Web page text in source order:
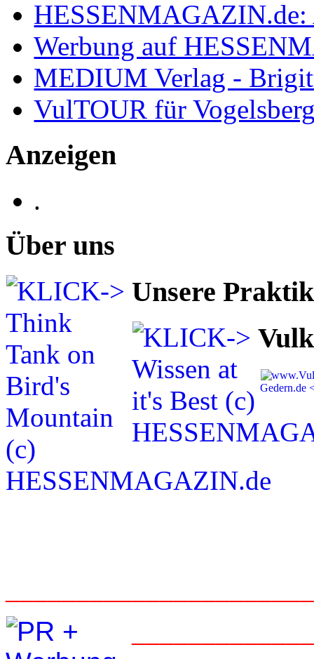
HESSENMAGAZIN.de:
Werbung auf
MEDIUM Verlag -
VulTOUR für
Anzeigen
.
Über uns
Unsere